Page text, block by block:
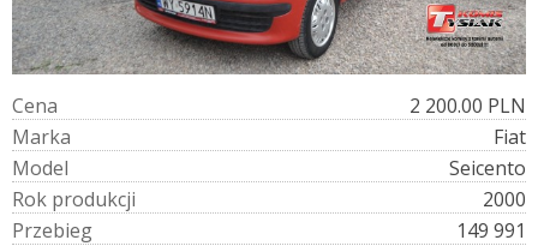
Cena
2 200.00 PLN
Marka
Fiat
Model
Seicento
Rok produkcji
2000
Przebieg
149 991